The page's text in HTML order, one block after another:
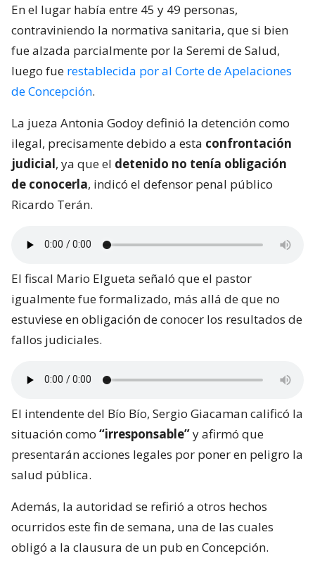
En el lugar había entre 45 y 49 personas,
contraviniendo la normativa sanitaria, que si bien
fue alzada parcialmente por la Seremi de Salud,
luego fue restablecida por al Corte de Apelaciones
de Concepción.
La jueza Antonia Godoy definió la detención como
ilegal, precisamente debido a esta confrontación
judicial, ya que el detenido no tenía obligación
de conocerla, indicó el defensor penal público
Ricardo Terán.
El fiscal Mario Elgueta señaló que el pastor
igualmente fue formalizado, más allá de que no
estuviese en obligación de conocer los resultados de
fallos judiciales.
El intendente del Bío Bío, Sergio Giacaman calificó la
situación como “irresponsable”y afirmó que
presentarán acciones legales por poner en peligro la
salud pública.
Además, la autoridad se refirió a otros hechos
ocurridos este fin de semana, una de las cuales
obligó a la clausura de un pub en Concepción.